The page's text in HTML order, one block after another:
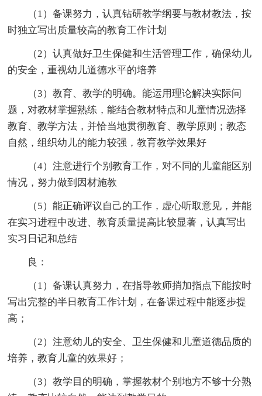
（1）备课努力，认真钻研教学纲要与教材教法，按
时独立写出质量较高的教育工作计划
（2）认真做好卫生保健和生活管理工作，确保幼儿
的安全，重视幼儿道德水平的培养
（3）教育、教学的明确。能运用理论解决实际问
题，对教材掌握熟练，能结合教材特点和儿童情况选择
教育、教学方法，并恰当地贯彻教育、教学原则；教态
自然，组织幼儿的能力较强，教育教学效果好
（4）注意进行个别教育工作，对不同的儿童能区别
情况，努力做到因材施教
（5）能正确评议自己的工作，虚心听取意见，并能
在实习进程中改进、教育质量提高比较显著，认真写出
实习日记和总结
良：
（1）备课认真努力，在指导教师捎加指点下能按时
写出完整的半日教育工作计划，在备课过程中能逐步提
高；
（2）注意幼儿的安全、卫生保健和儿童道德品质的
培养，教育儿童的效果好；
（3）教学目的明确，掌握教材个别地方不够十分熟